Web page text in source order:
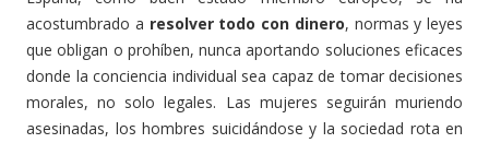
acostumbrado a resolver todo con dinero, normas y leyes
que obligan o prohíben, nunca aportando soluciones eficaces
donde la conciencia individual sea capaz de tomar decisiones
morales, no solo legales. Las mujeres seguirán muriendo
asesinadas, los hombres suicidándose y la sociedad rota en